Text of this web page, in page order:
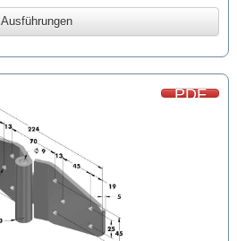
Ausführungen
PDF